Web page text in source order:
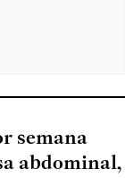
semana
abdominal,